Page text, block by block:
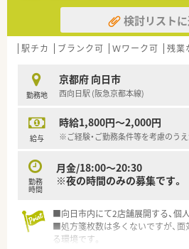
検討リスト
駅チカ ブランク可 Ｗワーク可 残業
勤務地
京都府 向日市
西向日駅 (阪急京都本線)
給与
時給1,800円～2,000円
※ご経験・ご勤務条件等を考慮のう
勤務
時間
月金/18:00～20:30
※夜の時間のみの募集です。
■向日市内にて2店舗展開する、個
■処方箋枚数は多くないですが、面
る環境です。